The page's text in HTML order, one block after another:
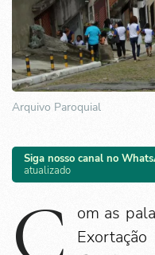
Arquivo Paroquial
Siga nosso canal no
atualizado
om as